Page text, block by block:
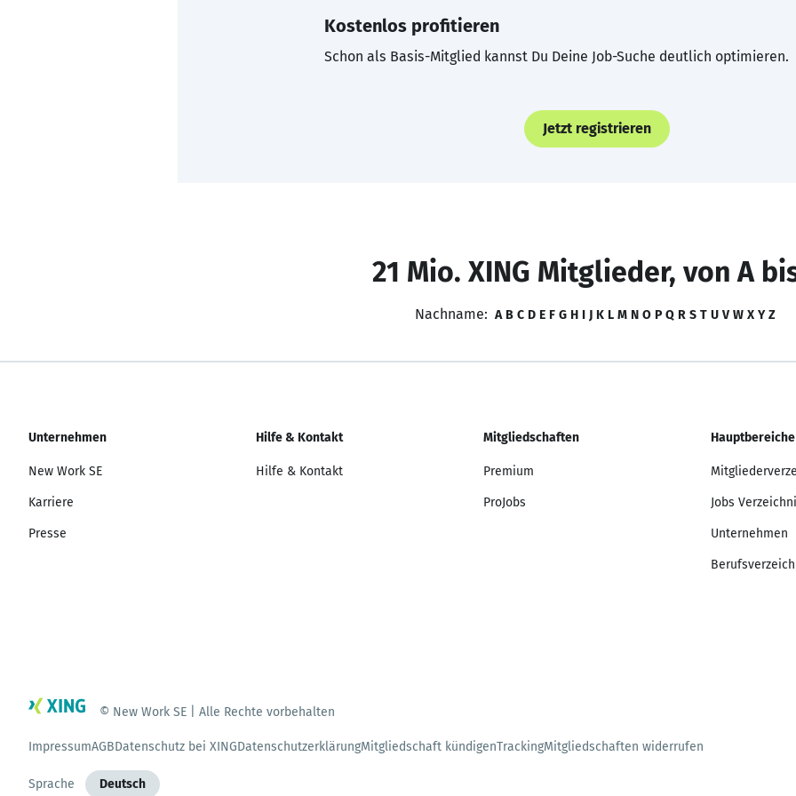
Kostenlos profitieren
Schon als Basis-Mitglied kannst Du Deine Job-Suche deutlich optimieren.
Jetzt registrieren
21 Mio. XING Mitglieder, von A
Nachname: A B C D E F G H I J K L M N O P Q R S T U V W X Y Z
Unternehmen
New Work SE
Karriere
Presse
Hilfe & Kontakt
Hilfe & Kontakt
Mitgliedschaften
Premium
ProJobs
Hauptbereiche
Jobs
Unternehmen
© New Work SE | Alle Rechte vorbehalten
ImpressumAGBDatenschutz bei XINGDatenschutzerklärungMitgliedschaft kündigenTrackingMitgliedschaften widerrufen
Sprache Deutsch